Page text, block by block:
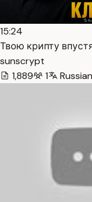
15:24
Твою крипту
sunscrypt
1,889
1 Russian